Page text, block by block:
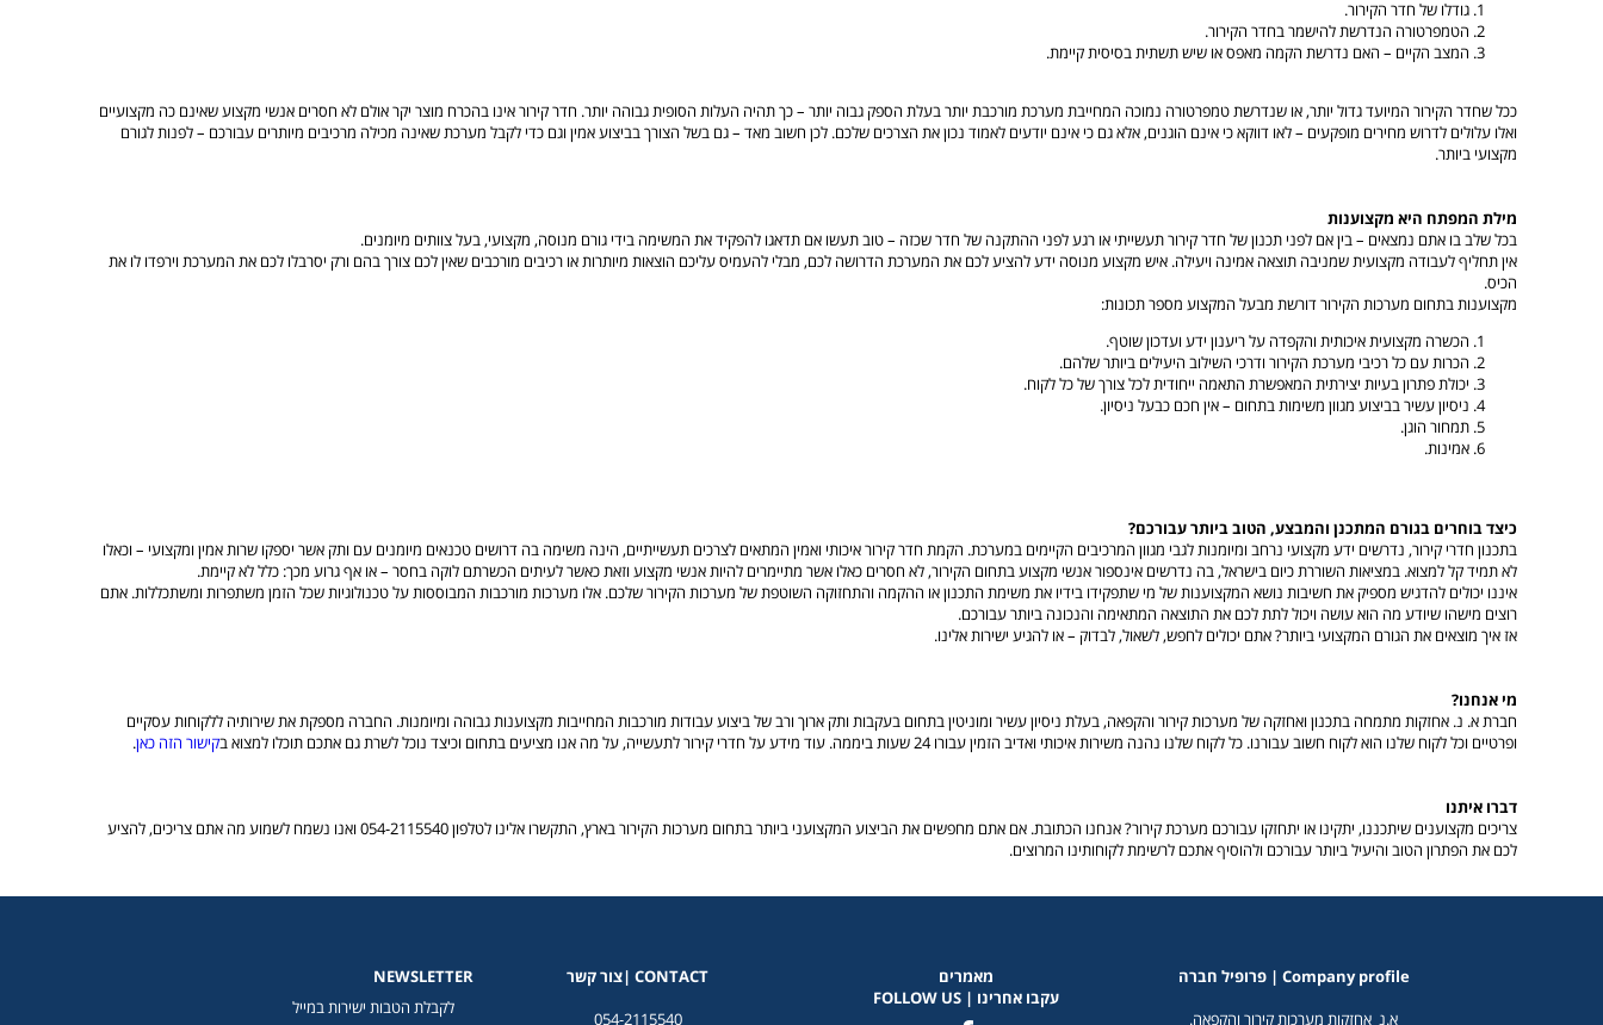
גודלו של חדר הקירור.
הטמפרטורה הנדרשת להישמר בחדר הקירור.
המצב הקיים – האם נדרשת הקמה מאפס או שיש תשתית בסיסית קיימת.
ככל שחדר הקירור המיועד גדול יותר, או שנדרשת טמפרטורה נמוכה המחייבת מערכת מורכבת יותר בעלת הספק גבוה יותר – כך תהיה העלות הסופית גבוהה יותר. חדר קירור אינו בהכרח מוצר יקר אולם לא חסרים אנשי מקצוע שאינם כה מקצועיים
ואלו עלולים לדרוש מחירים מופקעים – לאו דווקא כי אינם הוגנים, אלא גם כי אינם יודעים לאמוד נכון את הצרכים שלכם. לכן חשוב מאד – גם בשל הצורך בביצוע אמין וגם כדי לקבל מערכת שאינה מכילה מרכיבים מיותרים עבורכם – לפנות לגורם
מקצועי ביותר.
מילת המפתח היא מקצוענות
בכל שלב בו אתם נמצאים – בין אם לפני תכנון של חדר קירור תעשייתי או רגע לפני ההתקנה של חדר שכזה – טוב תעשו אם תדאגו להפקיד את המשימה בידי גורם מנוסה, מקצועי, בעל צוותים מיומנים.
אין תחליף לעבודה מקצועית שמניבה תוצאה אמינה ויעילה. איש מקצוע מנוסה ידע להציע לכם את המערכת הדרושה לכם, מבלי להעמיס עליכם הוצאות מיותרות או רכיבים מורכבים שאין לכם צורך בהם ורק יסרבלו לכם את המערכת וירפדו לו את
הכיס.
מקצוענות בתחום מערכות הקירור דורשת מבעל המקצוע מספר תכונות:
הכשרה מקצועית איכותית והקפדה על ריענון ידע ועדכון שוטף.
הכרות עם כל רכיבי מערכת הקירור ודרכי השילוב היעילים ביותר שלהם.
יכולת פתרון בעיות יצירתית המאפשרת התאמה ייחודית לכל צורך של כל לקוח.
ניסיון עשיר בביצוע מגוון משימות בתחום – אין חכם כבעל ניסיון.
תמחור הוגן.
אמינות.
כיצד בוחרים בגורם המתכנן והמבצע, הטוב ביותר עבורכם?
בתכנון חדרי קירור, נדרשים ידע מקצועי נרחב ומיומנות לגבי מגוון המרכיבים הקיימים במערכת. הקמת חדר קירור איכותי ואמין המתאים לצרכים תעשייתיים, הינה משימה בה דרושים טכנאים מיומנים עם ותק אשר יספקו שרות אמין ומקצועי – וכאלו
לא תמיד קל למצוא. במציאות השוררת כיום בישראל, בה נדרשים אינספור אנשי מקצוע בתחום הקירור, לא חסרים כאלו אשר מתיימרים להיות אנשי מקצוע וזאת כאשר לעיתים הכשרתם לוקה בחסר – או אף גרוע מכך: כלל לא קיימת.
איננו יכולים להדגיש מספיק את חשיבות נושא המקצוענות של מי שתפקידו בידיו את משימת התכנון או ההקמה והתחזוקה השוטפת של מערכות הקירור שלכם. אלו מערכות מורכבות המבוססות על טכנולוגיות שכל הזמן משתפרות ומשתכללות. אתם
רוצים מישהו שיודע מה הוא עושה ויכול לתת לכם את התוצאה המתאימה והנכונה ביותר עבורכם.
אז איך מוצאים את הגורם המקצועי ביותר? אתם יכולים לחפש, לשאול, לבדוק – או להגיע ישירות אלינו.
מי אנחנו?
חברת א. נ. אחזקות מתמחה בתכנון ואחזקה של מערכות קירור והקפאה, בעלת ניסיון עשיר ומוניטין בתחום בעקבות ותק ארוך ורב של ביצוע עבודות מורכבות המחייבות מקצוענות גבוהה ומיומנות. החברה מספקת את שירותיה ללקוחות עסקיים
ופרטיים וכל לקוח שלנו הוא לקוח חשוב עבורנו. כל לקוח שלנו נהנה משירות איכותי ואדיב הזמין עבורו 24 שעות ביממה. עוד מידע על חדרי קירור לתעשייה, על מה אנו מציעים בתחום וכיצד נוכל לשרת גם אתכם תוכלו למצוא ב
קישור הזה כאן.
דברו איתנו
צריכים מקצוענים שיתכננו, יתקינו או יתחזקו עבורכם מערכת קירור? אנחנו הכתובת. אם אתם מחפשים את הביצוע המקצועני ביותר בתחום מערכות הקירור בארץ, התקשרו אלינו לטלפון 054-2115540 ואנו נשמח לשמוע מה אתם צריכים, להציע
לכם את הפתרון הטוב והיעיל ביותר עבורכם ולהוסיף אתכם לרשימת לקוחותינו המרוצים.
Company profile | פרופיל חברה
א.נ אחזקות מערכות קירור והקפאה.
מאמרים
עקבו אחרינו | FOLLOW US
CONTACT |צור קשר
054-2115540
NEWSLETTER
לקבלת הטבות ישירות במייל